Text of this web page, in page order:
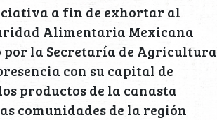
a fin de exhortar al
Alimentaria Mexicana
por la Secretaría de Agricultura
con su capital de
productos de la canasta
comunidades de la región